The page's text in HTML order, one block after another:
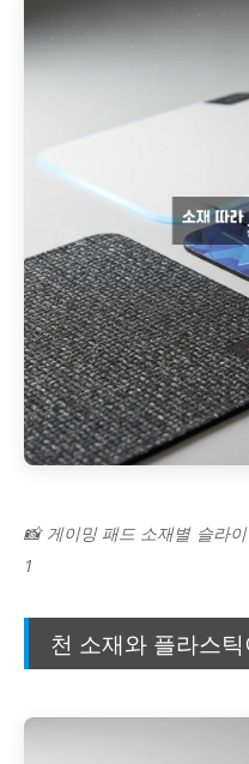
📸 게이밍 패드 소재별 슬라
1
천 소재와 플라스